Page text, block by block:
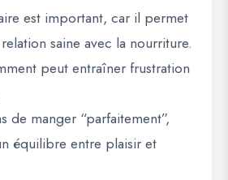
est important, car il permet
saine avec la nourriture.
peut entraîner frustration
de manger “parfaitement”,
équilibre entre plaisir et